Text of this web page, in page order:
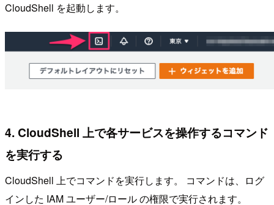
CloudShell を起動します。
4. CloudShell 上で各サービスを操作するコマンド
を実行する
CloudShell 上でコマンドを実行します。 コマンドは、ログ
インした IAM ユーザー/ロール の権限で実行されます。